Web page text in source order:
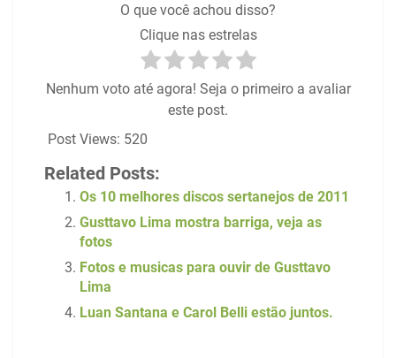
O que você achou disso?
Clique nas estrelas
Nenhum voto até agora! Seja o primeiro a avaliar
este post.
Post Views: 520
Related Posts:
Os 10 melhores discos sertanejos de 2011
Gusttavo Lima mostra barriga, veja as
fotos
Fotos e musicas para ouvir de Gusttavo
Lima
Luan Santana e Carol Belli estão juntos.